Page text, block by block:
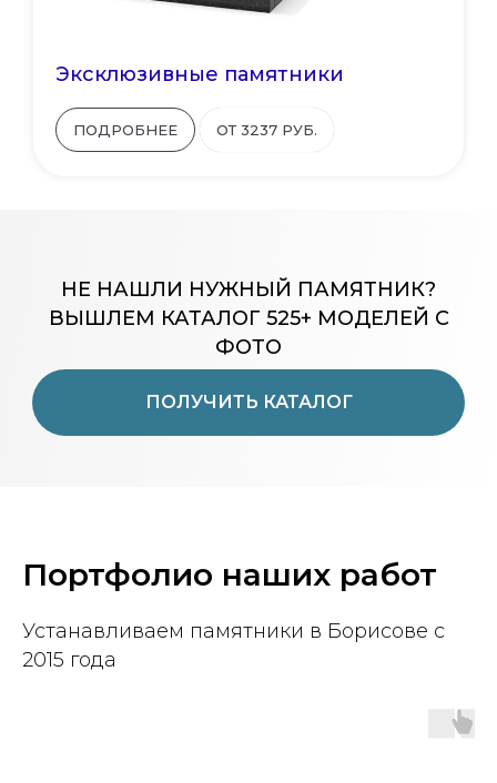
Эксклюзивные памятники
ПОДРОБНЕЕ ОТ 3237 РУБ.
ПОЛУЧИТЬ КАТАЛОГ
НЕ НАШЛИ НУЖНЫЙ ПАМЯТНИК?
ВЫШЛЕМ КАТАЛОГ 525+ МОДЕЛЕЙ С
ФОТО
Портфолио наших работ
Устанавливаем памятники в Борисове с
2015 года